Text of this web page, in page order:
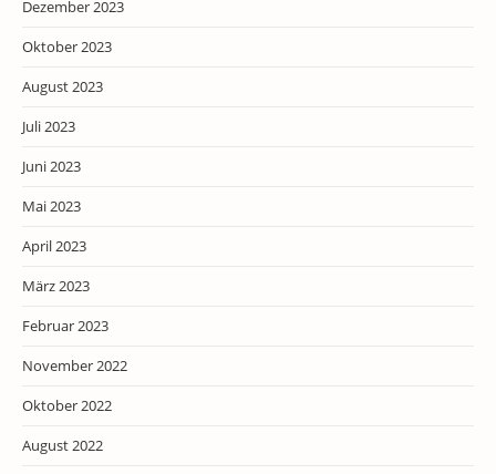
Dezember 2023
Oktober 2023
August 2023
Juli 2023
Juni 2023
Mai 2023
April 2023
März 2023
Februar 2023
November 2022
Oktober 2022
August 2022